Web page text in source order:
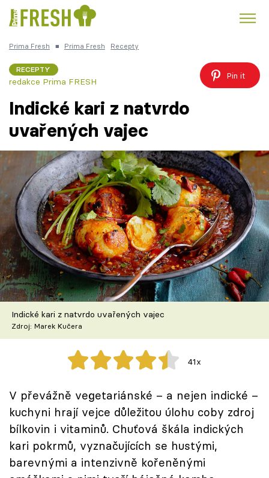
Česká kuchyně Čokoláda
Témata
Recepty
Články
TV Program
Škola vaření
Recepty z TV
Speciál: Cuketa
Těhotnej kuchař
Sledujte prima+
Přihlášení
Prima Fresh ■ Prima Fresh Recepty
RECEPTY
redakce Prima FRESH
Pin it
Indické kari z natvrdo
uvařených vajec
Indické kari z natvrdo uvařených vajec
Zdroj: Marek Kučera
41x
V převážně vegetariánské – a nejen indické –
kuchyni hrají vejce důležitou úlohu coby zdroj
bílkovin i vitaminů. Chuťová škála indických
kari pokrmů, vyznačujících se hustými,
barevnými a intenzivně kořeněnými